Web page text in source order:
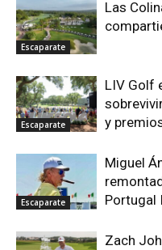
Escaparate
Las
Escaparate
LIV Golf
y
Escaparate
Miguel
Portugal
Zach